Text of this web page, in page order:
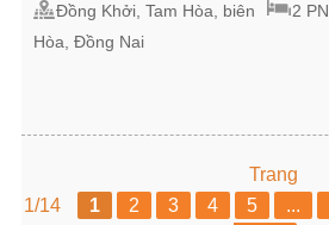
Đồng Khởi, Tam Hòa, biên
Hòa, Đồng Nai
2 PN
Trang
1/14
1 2 3 4 5 ...